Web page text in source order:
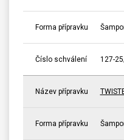
Forma přípravku
Číslo schválení 127-
Název přípravku
Forma přípravku